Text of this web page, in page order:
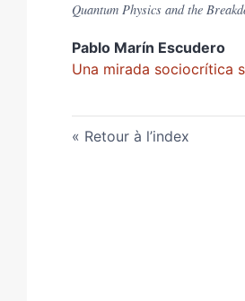
Quantum Physics and the
Pablo Marín Escudero
Una mirada sociocrítica
Retour à l’index